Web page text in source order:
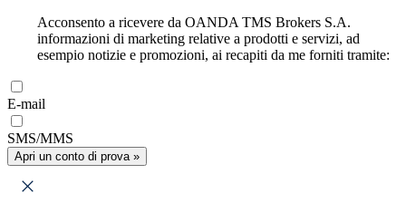
Acconsento a ricevere da OANDA TMS Brokers S.A.
informazioni di marketing relative a prodotti e servizi, ad
esempio notizie e promozioni, ai recapiti da me forniti tramite:
E-mail
SMS/MMS
Apri un conto di prova »